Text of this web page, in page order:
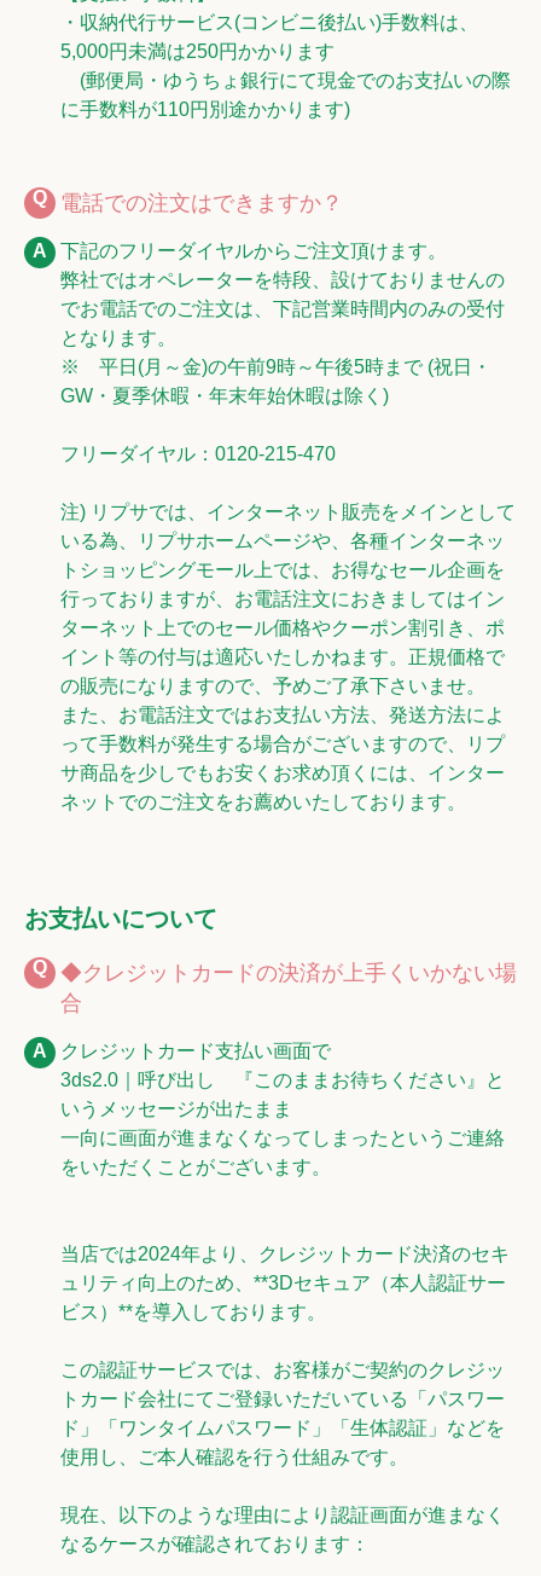
・収納代行サービス(コンビニ後払い)手数料は、
5,000円未満は250円かかります
(郵便局・ゆうちょ銀行にて現金でのお支払いの際
に手数料が110円別途かかります)
電話での注文はできますか？
下記のフリーダイヤルからご注文頂けます。
弊社ではオペレーターを特段、設けておりませんの
でお電話でのご注文は、下記営業時間内のみの受付
となります。
※ 平日(月～金)の午前9時～午後5時まで (祝日・
GW・夏季休暇・年末年始休暇は除く)
フリーダイヤル：0120-215-470
注) リプサでは、インターネット販売をメインとして
いる為、リプサホームページや、各種インターネッ
トショッピングモール上では、お得なセール企画を
行っておりますが、お電話注文におきましてはイン
ターネット上でのセール価格やクーポン割引き、ポ
イント等の付与は適応いたしかねます。正規価格で
の販売になりますので、予めご了承下さいませ。
また、お電話注文ではお支払い方法、発送方法によ
って手数料が発生する場合がございますので、リプ
サ商品を少しでもお安くお求め頂くには、インター
ネットでのご注文をお薦めいたしております。
お支払いについて
◆クレジットカードの決済が上手くいかない場
合
クレジットカード支払い画面で
3ds2.0｜呼び出し 『このままお待ちください』と
いうメッセージが出たまま
一向に画面が進まなくなってしまったというご連絡
をいただくことがございます。
当店では2024年より、クレジットカード決済のセキ
ュリティ向上のため、**3Dセキュア（本人認証サー
ビス）**を導入しております。
この認証サービスでは、お客様がご契約のクレジッ
トカード会社にてご登録いただいている「パスワー
ド」「ワンタイムパスワード」「生体認証」などを
使用し、ご本人確認を行う仕組みです。
現在、以下のような理由により認証画面が進まなく
なるケースが確認されております：